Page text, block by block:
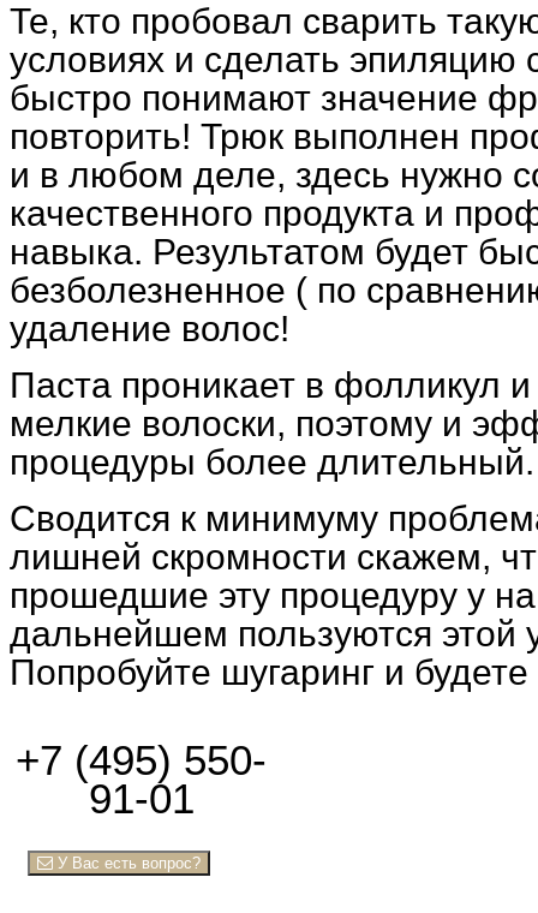
Те, кто пробовал сварить
условиях и сделать эпиляцию
быстро понимают значение
повторить! Трюк выполнен
и в любом деле, здесь нужно
качественного продукта и
навыка. Результатом будет
безболезненное ( по
удаление волос!
Паста проникает в фолликул
мелкие волоски, поэтому и
процедуры более длительный.
Сводится к минимуму
лишней скромности скажем,
прошедшие эту процедуру у
дальнейшем пользуются этой
Попробуйте шугаринг и
+7 (495) 550-
91-01
У Вас есть вопрос?